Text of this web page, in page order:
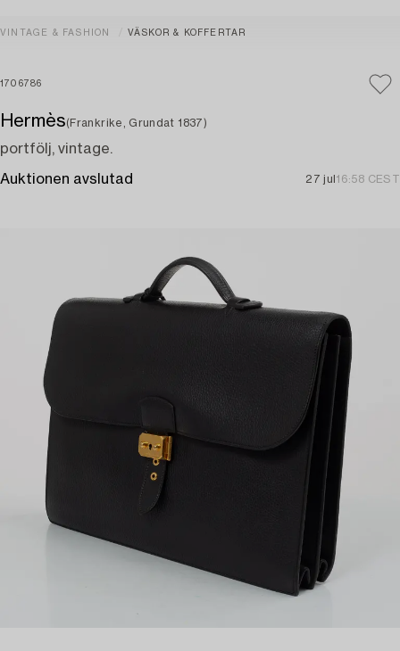
VINTAGE & FASHION VÄSKOR & KOFFERTAR
1706786
Hermès(Frankrike, Grundat 1837)
portfölj, vintage.
Auktionen avslutad 27 jul 16:58 CEST